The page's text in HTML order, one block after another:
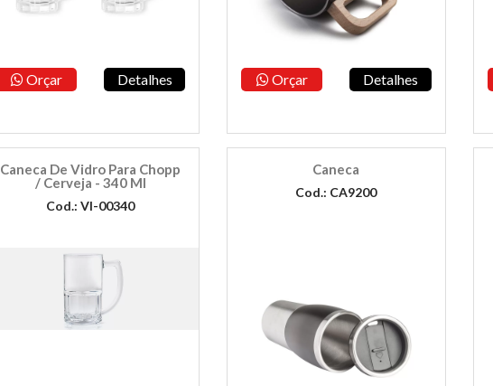
Orçar Detalhes Orçar Detalhes
Caneca De Vidro Para Chopp
/ Cerveja - 340 Ml
Cod.: VI-00340
Caneca
Cod.: CA9200